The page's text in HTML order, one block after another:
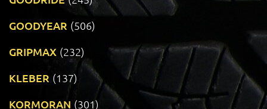
GOODYEAR (506)
GRIPMAX (232)
KLEBER (137)
KORMORAN (301)